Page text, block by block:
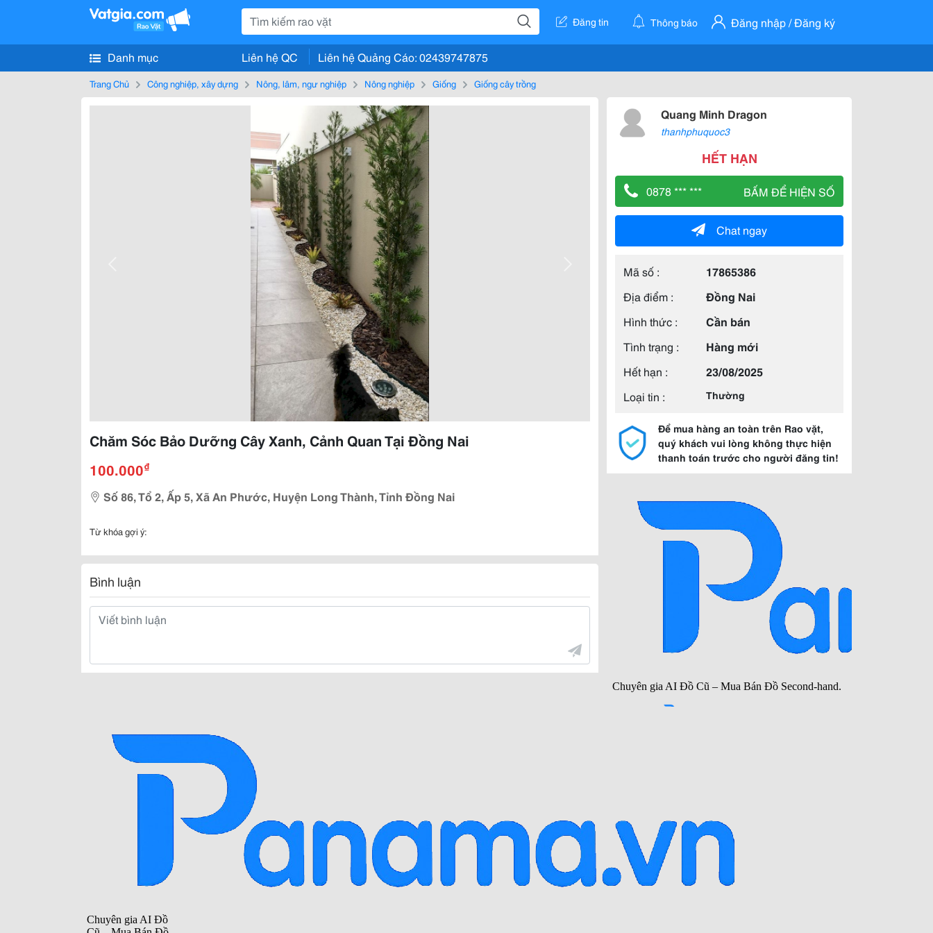
Đăng tin Thông báo Đăng nhập / Đăng ký
Danh mục Liên hệ QC Liên hệ Quảng Cáo: 02439747875
Trang Chủ Công nghiệp, xây dựng Nông, lâm, ngư nghiệp Nông nghiệp Giống Giống cây trồng
Chăm Sóc Bảo Dưỡng Cây Xanh, Cảnh Quan Tại Đồng Nai
100.000₫
Số 86, Tổ 2, Ấp 5, Xã An Phước, Huyện Long Thành, Tỉnh Đồng Nai
Từ khóa gợi ý:
Bình luận
Quang Minh Dragon
thanhphuquoc3
HẾT HẠN
0878 *** *** BẤM ĐỂ HIỆN SỐ
Chat ngay
Mã số :
17865386
Địa điểm :
Đồng Nai
Hình thức :
Cần bán
Tình trạng :
Hàng mới
Hết hạn :
23/08/2025
Loại tin :
Thường
Để mua hàng an toàn trên Rao vặt,
quý khách vui lòng không thực hiện
thanh toán trước cho người đăng tin!